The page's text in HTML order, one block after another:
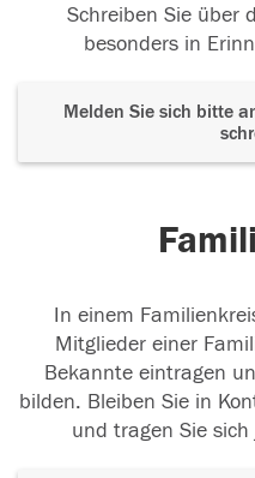
Schreiben Sie über
besonders in
Melden Sie sich bitte
In einem
Mitglieder einer
Bekannte eintragen
bilden. Bleiben Sie in
und tragen Sie